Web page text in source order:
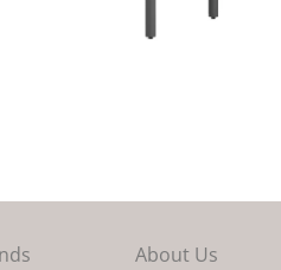
About Us